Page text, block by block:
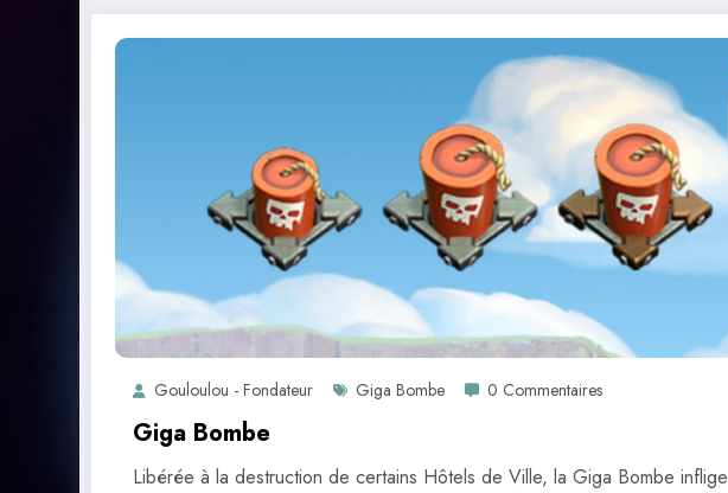
Gouloulou - Fondateur Giga Bombe 0 Commentaires
Giga Bombe
Libérée à la destruction de certains Hôtels de Ville, la Giga Bombe inflige